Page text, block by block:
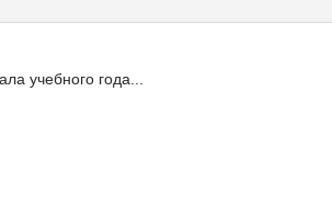
учебного года...